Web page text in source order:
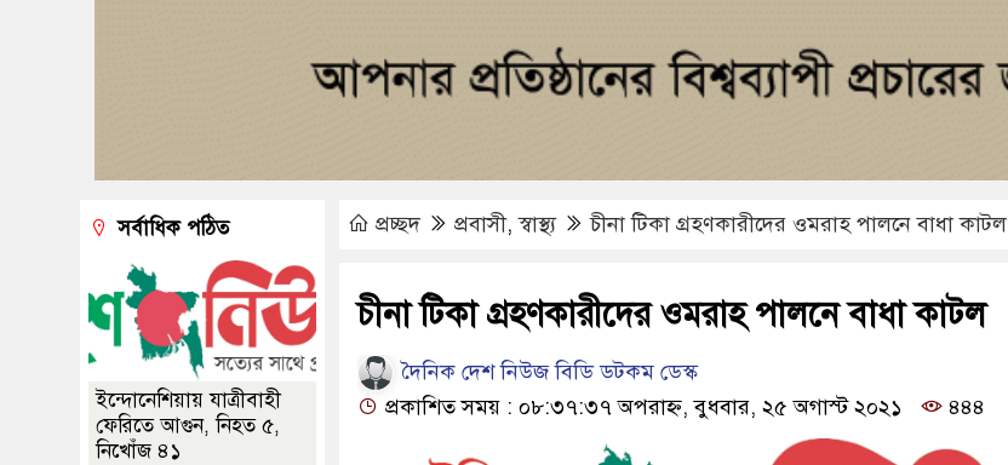
প্রচ্ছদ প্রবাসী,স্বাস্থ্য চীনা টিকা গ্রহণকারীদের ওমরাহ পালনে বাধা কাটল
চীনা টিকা গ্রহণকারীদের ওমরাহ পালনে বাধা কাটল
দৈনিক দেশ নিউজ বিডি ডটকম ডেস্ক
প্রকাশিত সময় : ০৮:৩৭:৩৭ অপরাহ্ন, বুধবার, ২৫ অগাস্ট ২০২১
৪৪৪
সর্বাধিক পঠিত
ইন্দোনেশিয়ায় যাত্রীবাহী
ফেরিতে আগুন, নিহত ৫,
নিখোঁজ ৪১